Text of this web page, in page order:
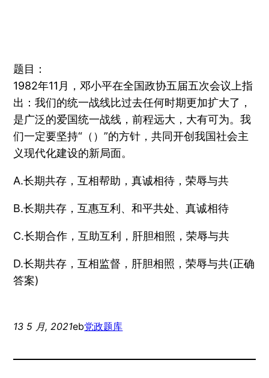
题目：
1982年11月，邓小平在全国政协五届五次会议上指
出：我们的统一战线比过去任何时期更加扩大了，
是广泛的爱国统一战线，前程远大，大有可为。我
们一定要坚持“（）”的方针，共同开创我国社会主
义现代化建设的新局面。
A.长期共存，互相帮助，真诚相待，荣辱与共
B.长期共存，互惠互利、和平共处、真诚相待
C.长期合作，互助互利，肝胆相照，荣辱与共
D.长期共存，互相监督，肝胆相照，荣辱与共(正确
答案)
13 5 月, 2021eb党政题库